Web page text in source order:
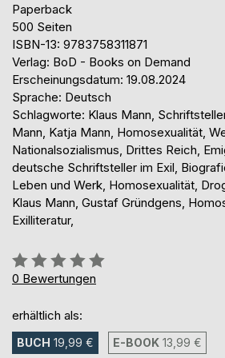
Paperback
500 Seiten
ISBN-13: 9783758311871
Verlag: BoD - Books on Demand
Erscheinungsdatum: 19.08.2024
Sprache: Deutsch
Schlagworte: Klaus Mann,
Mann, Katja Mann, Homosexualität,
Nationalsozialismus, Drittes Reich,
deutsche Schriftsteller im Exil,
Leben und Werk, Homosexualität,
Klaus Mann, Gustaf Gründgens,
Exilliteratur,
Bewertung::
0%
0 Bewertungen
erhältlich als:
BUCH 19,99 € E-BOOK 13,99 €